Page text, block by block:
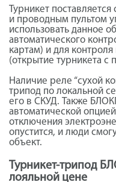
Турникет
и проводным пультом
использовать данное
автоматического
картам) и для
(открытие турникета с
Наличие реле “сухой
трипод по локальной
его в СКУД. Также
автоматической
отключения
опустится, и люди
объект.
Турникет-трипод
лояльной цене